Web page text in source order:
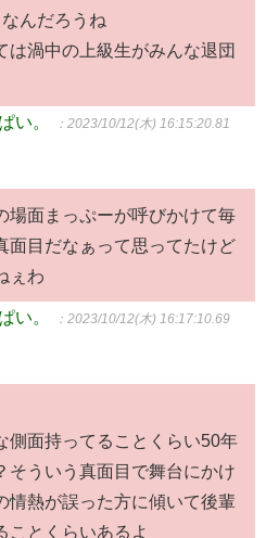
んだろうね
は渦中の上級生がみんな退団
い。 ：2023/10/12(木) 16:15:20.81
場面まっぷーが呼びかけて毎
面目だなぁって思ってたけど
ぇわ
い。 ：2023/10/12(木) 16:17:10.69
側面持ってることくらい50年
そういう真面目で舞台にかけ
情熱が誤った方に傾いて後輩
ことくらいあるよ